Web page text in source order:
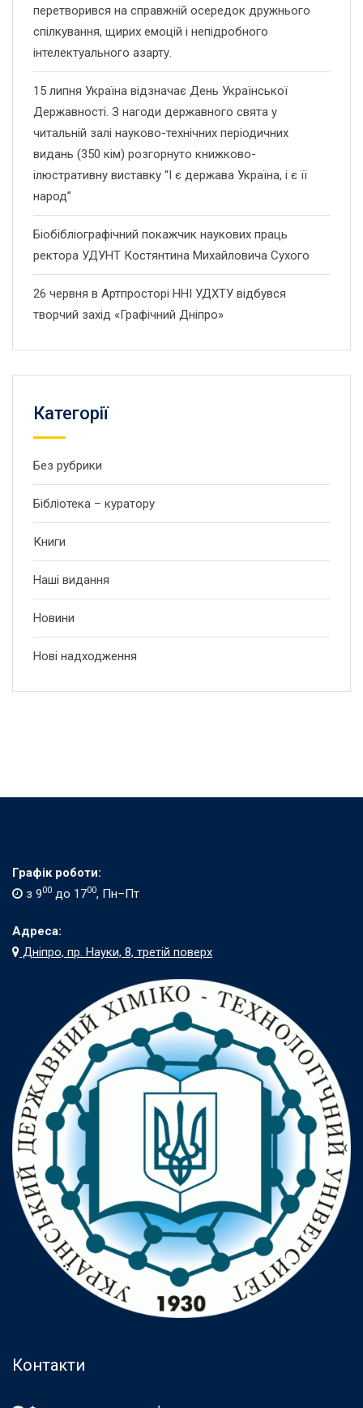
перетворився на справжній осередок дружнього
спілкування, щирих емоцій і непідробного
інтелектуального азарту.
15 липня Україна відзначає День Української
Державності. З нагоди державного свята у
читальній залі науково-технічних періодичних
видань (350 кім) розгорнуто книжково-
ілюстративну виставку “І є держава Україна, і є її
народ”
Біобібліографічний покажчик наукових праць
ректора УДУНТ Костянтина Михайловича Сухого
26 червня в Артпросторі ННІ УДХТУ відбувся
творчий захід «Графічний Дніпро»
Категорії
Без рубрики
Бібліотека – куратору
Книги
Наші видання
Новини
Нові надходження
Графік роботи:
з 900 до 1700, Пн–Пт
Адреса:
Дніпро, пр. Науки, 8, третій поверх
Контакти